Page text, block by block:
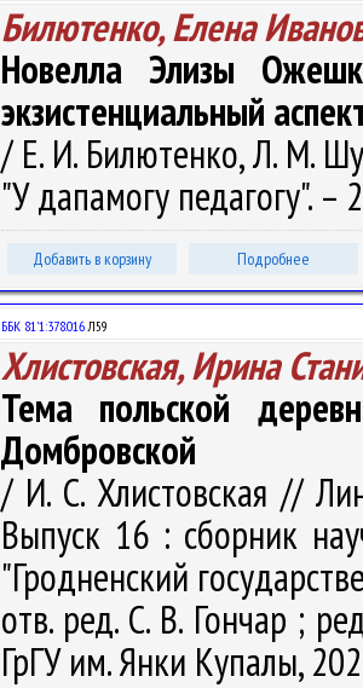
Билютенко, Елена
Новелла Элизы
экзистенциальный
/ Е. И. Билютенко, Л. М.
"У дапамогу педагогу".
Добавить в корзину Подробнее
ББК 81'1:378.016Л59
Хлистовская, Ирина
Тема польской
Домбровской
/ И. С. Хлистовская //
Выпуск 16 : сборник
"Гродненский
отв. ред. С. В. Гончар ;
ГрГУ им. Янки Купалы,